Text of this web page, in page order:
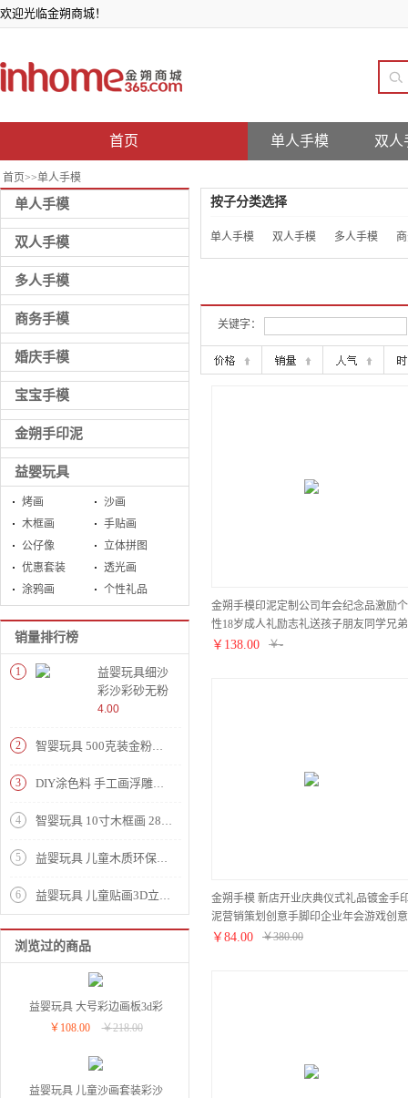
欢迎光临金朔商城！
首页 单人手模 双人
首页>>单人手模
单人手模
双人手模
多人手模
商务手模
婚庆手模
宝宝手模
金朔手印泥
益婴玩具
烤画
沙画
木框画
手贴画
公仔像
立体拼图
优惠套装
透光画
涂鸦画
个性礼品
销量排行榜
1
益婴玩具细沙
彩沙彩砂无粉
尘不掉色金丝
沙画定制制作
4.00
2 智婴玩具 500克装金粉胶幻彩颜料手工diy透光金粉套装儿童手绘
3 DIY涂色料 手工画浮雕画颜料 彩泥画花泥画凸浮画颜料 彩泥颜料
4 智婴玩具 10寸木框画 28.5*24cm高档木质画板、儿童手工画益智彩绘画 适用金粉、彩泥、丙烯颜料
5 益婴玩具 儿童木质环保手工画板 彩泥粘土珍珠泥金粉胶橡皮泥丙烯 涂鸦绘画手工制作diy玩具
6 益婴玩具 儿童贴画3D立体皇冠头饰 EVA材料diy手工创意制作粘贴画 早教益智手工玩具
浏览过的商品
益婴玩具 大号彩边画板3d彩
泥粘土水彩画颜料套装 宝宝
￥ 108.00 ￥218.00
益婴玩具 儿童沙画套装彩沙
按子分类选择
单人手模 双人手模 多人手模
关键字：
金朔手模印泥定制公司年会纪念品激励个
性18岁成人礼励志礼送孩子朋友同学兄弟
礼品圣诞新年礼物
￥ 138.00 ￥-
金朔手模 新店开业庆典仪式礼品镀金手
泥营销策划创意手脚印企业年会游戏创意
节目策划礼品手足印签到台
￥ 84.00 ￥380.00